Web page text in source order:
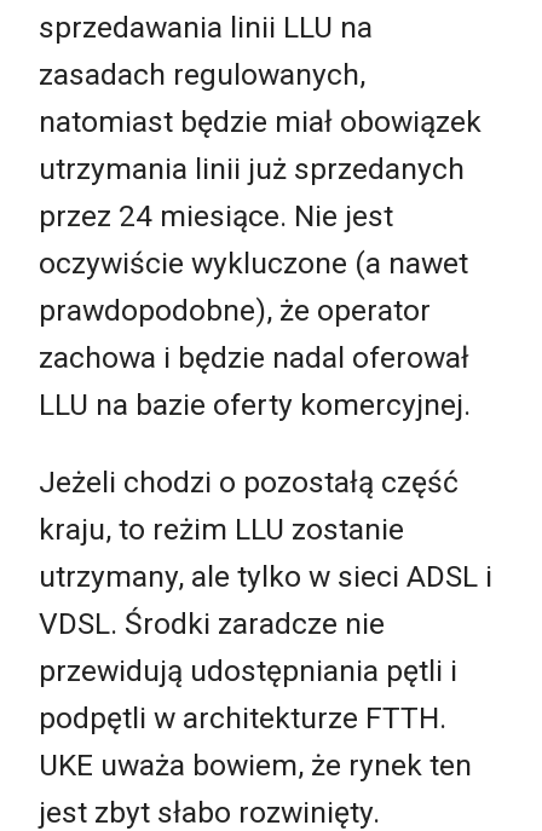
sprzedawania linii LLU na
zasadach regulowanych,
natomiast będzie miał obowiązek
utrzymania linii już sprzedanych
przez 24 miesiące. Nie jest
oczywiście wykluczone (a nawet
prawdopodobne), że operator
zachowa i będzie nadal oferował
LLU na bazie oferty komercyjnej.
Jeżeli chodzi o pozostałą część
kraju, to reżim LLU zostanie
utrzymany, ale tylko w sieci ADSL i
VDSL. Środki zaradcze nie
przewidują udostępniania pętli i
podpętli w architekturze FTTH.
UKE uważa bowiem, że rynek ten
jest zbyt słabo rozwinięty.